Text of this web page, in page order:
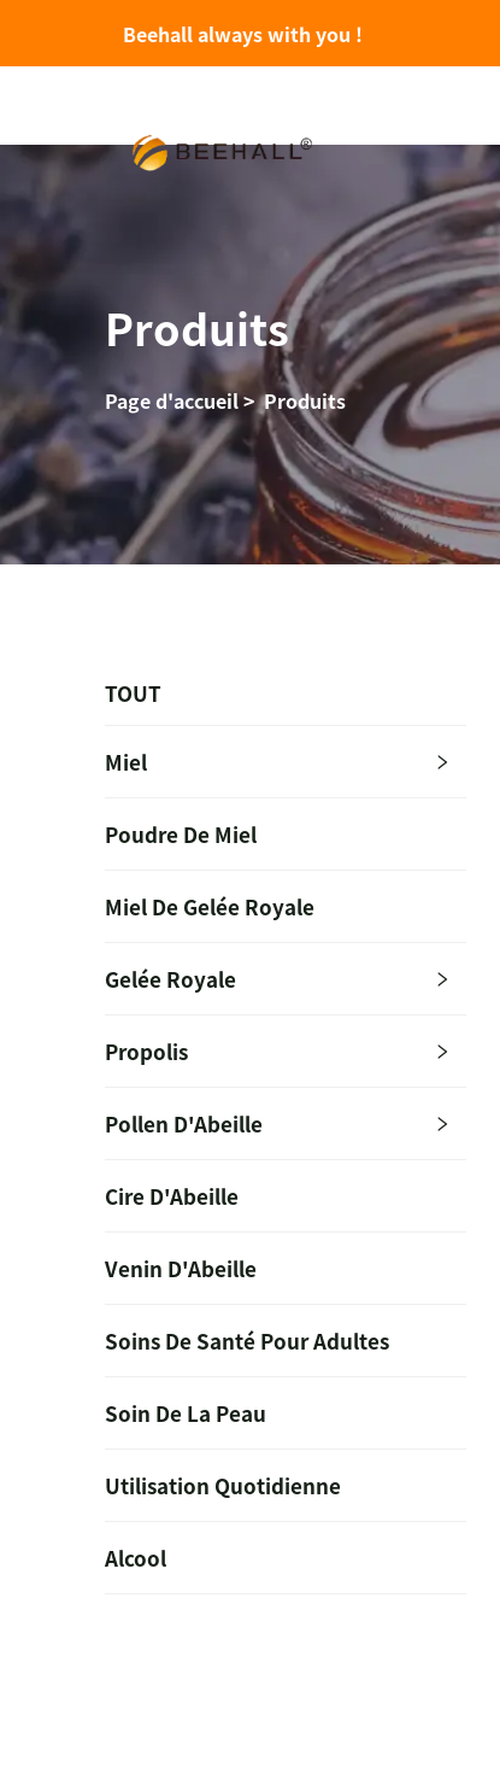
Beehall always with you !
Produits
Page d'accueil>Produits
TOUT
Miel
Poudre De Miel
Miel De Gelée Royale
Gelée Royale
Propolis
Pollen D'Abeille
Cire D'Abeille
Venin D'Abeille
Soins De Santé Pour Adultes
Soin De La Peau
Utilisation Quotidienne
Alcool